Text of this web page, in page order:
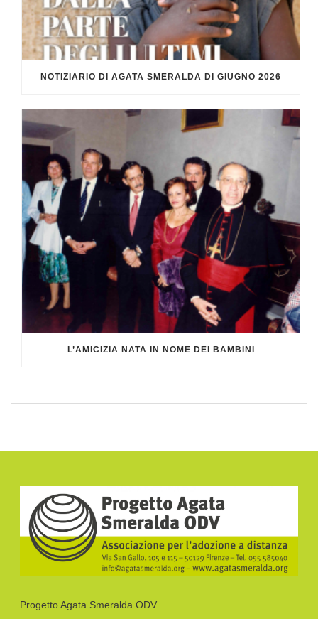
NOTIZIARIO DI AGATA SMERALDA DI GIUGNO 2026
L’AMICIZIA NATA IN NOME DEI BAMBINI
Progetto Agata Smeralda ODV